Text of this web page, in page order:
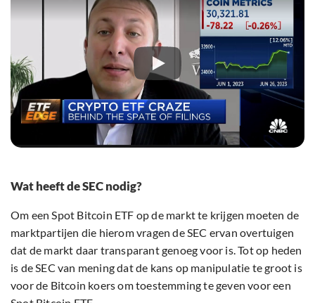
Wat heeft de SEC nodig?
Om een Spot Bitcoin ETF op de markt te krijgen moeten de
marktpartijen die hierom vragen de SEC ervan overtuigen
dat de markt daar transparant genoeg voor is. Tot op heden
is de SEC van mening dat de kans op manipulatie te groot is
voor de Bitcoin koers om toestemming te geven voor een